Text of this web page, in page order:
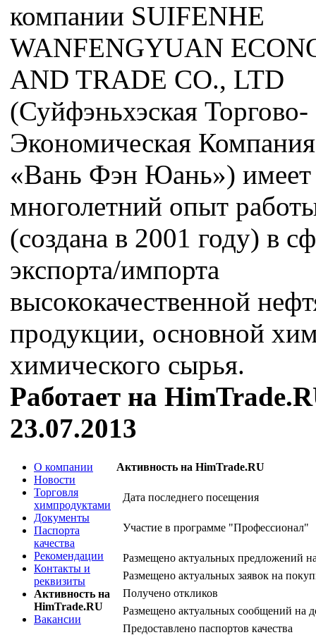
компании SUIFENHE
WANFENGYUAN
AND TRADE CO., LTD
(Суйфэньхэская Торгово-
Экономическая Компания
«Вань Фэн Юань») имеет
многолетний опыт
(создана в 2001 году) в
экспорта/импорта
высококачественной
продукции, основной
химического сырья.
Работает на
23.07.2013
О компании
Новости
Торговля
химпродуктами
Документы
Паспорта
качества
Рекомендации
Контакты и
реквизиты
Активность на
HimTrade.RU
Вакансии
Активность на HimTrade.RU
Дата последнего посещения
Участие в программе "Профессионал"
Размещено актуальных предложений
Размещено актуальных заявок на
Получено откликов
Размещено актуальных сообщений на
Предоставлено паспортов качества